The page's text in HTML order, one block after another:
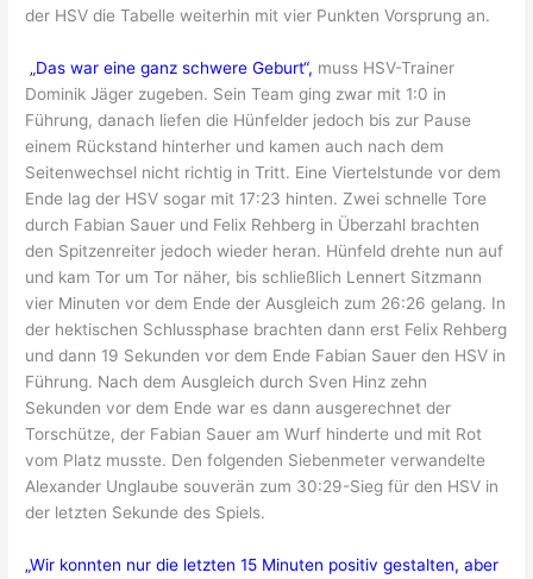
der HSV die Tabelle weiterhin mit vier Punkten Vorsprung an.
„Das war eine ganz schwere Geburt“, muss HSV-Trainer
Dominik Jäger zugeben. Sein Team ging zwar mit 1:0 in
Führung, danach liefen die Hünfelder jedoch bis zur Pause
einem Rückstand hinterher und kamen auch nach dem
Seitenwechsel nicht richtig in Tritt. Eine Viertelstunde vor dem
Ende lag der HSV sogar mit 17:23 hinten. Zwei schnelle Tore
durch Fabian Sauer und Felix Rehberg in Überzahl brachten
den Spitzenreiter jedoch wieder heran. Hünfeld drehte nun auf
und kam Tor um Tor näher, bis schließlich Lennert Sitzmann
vier Minuten vor dem Ende der Ausgleich zum 26:26 gelang. In
der hektischen Schlussphase brachten dann erst Felix Rehberg
und dann 19 Sekunden vor dem Ende Fabian Sauer den HSV in
Führung. Nach dem Ausgleich durch Sven Hinz zehn
Sekunden vor dem Ende war es dann ausgerechnet der
Torschütze, der Fabian Sauer am Wurf hinderte und mit Rot
vom Platz musste. Den folgenden Siebenmeter verwandelte
Alexander Unglaube souverän zum 30:29-Sieg für den HSV in
der letzten Sekunde des Spiels.
„Wir konnten nur die letzten 15 Minuten positiv gestalten, aber